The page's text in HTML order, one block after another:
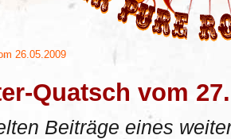
26.05.2009
Quatsch vom
Beiträge eines